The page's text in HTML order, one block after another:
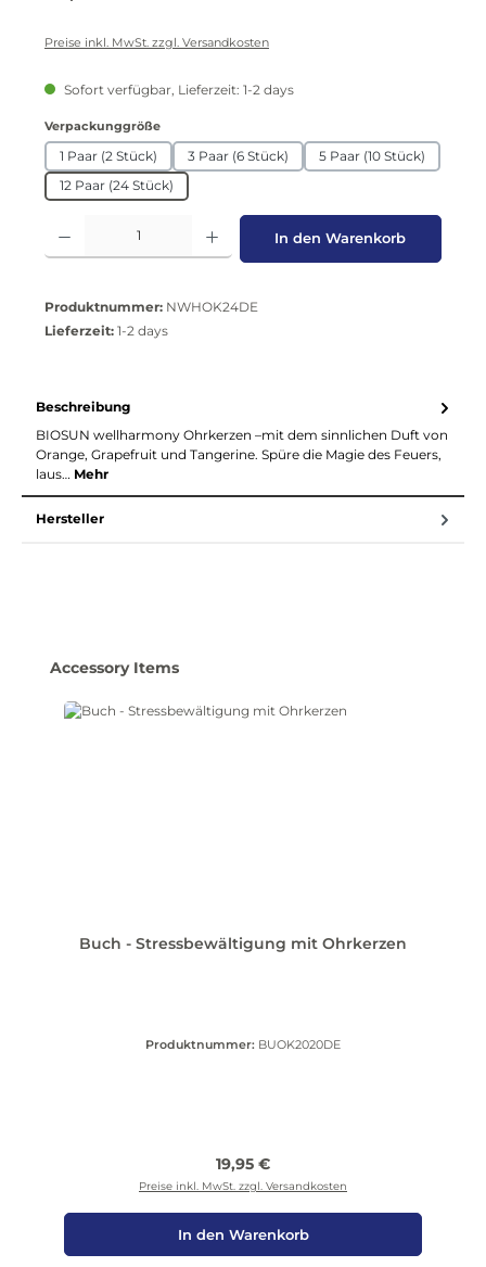
Preise inkl. MwSt. zzgl. Versandkosten
Sofort verfügbar, Lieferzeit: 1-2 days
Verpackunggrößeauswählen
1 Paar (2 Stück) 3 Paar (6 Stück)
5 Paar (10 Stück)
12 Paar (24 Stück)
Produkt Anzahl: Gib den gewünschten Wert ein oder benutze die
In den Warenkorb
Produktnummer: NWHOK24DE
Lieferzeit: 1-2 days
Beschreibung
BIOSUN wellharmony Ohrkerzen –mit dem sinnlichen Duft von
Orange, Grapefruit und Tangerine. Spüre die Magie des Feuers,
laus… Mehr
Hersteller
Produktgalerie überspringen
Accessory Items
Buch - Stressbewältigung mit Ohrkerzen
Produktnummer: BUOK2020DE
Regulärer Preis:
19,95 €
Preise inkl. MwSt. zzgl. Versandkosten
In den Warenkorb